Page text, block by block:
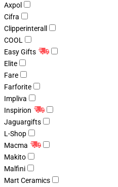
Axpol
Cifra
Clipperinterall
COOL
Easy Gifts
Elite
Fare
Farforite
Impliva
Inspirion
Jaguargifts
L-Shop
Macma
Makito
Malfini
Mart Ceramics